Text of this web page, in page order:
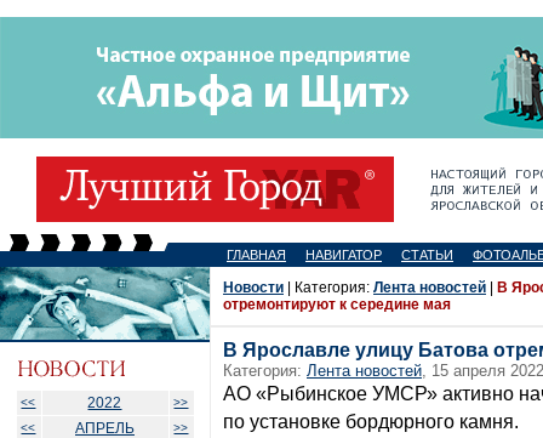
ГЛАВНАЯ НАВИГАТОР СТАТЬИ
<< 2022
>>
<<
АПРЕЛЬ >>
Новости | Категория: Лента новостей
В
отремонтируют к середине мая
В Ярославле улицу Батова
Категория: Лента новостей, 15 апреля
АО «Рыбинское УМСР» активно
по установке бордюрного камня.